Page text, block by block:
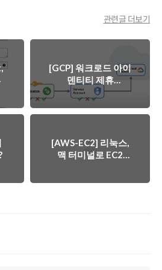
관련글 더보기
[GCP] 워크로드 아이
덴티티 제휴
(Workload Identity
Federation)
[AWS-EC2] 리눅스,
맥 터미널로 EC2